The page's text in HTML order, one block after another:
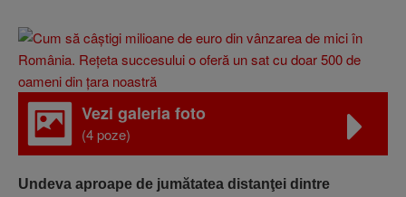
Vezi galeria foto
(4 poze)
Undeva aproape de jumătatea distanţei dintre